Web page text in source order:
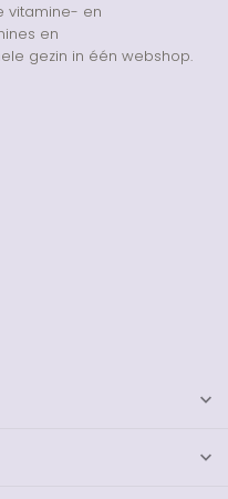
vitamine- en
en
gezin in één webshop.